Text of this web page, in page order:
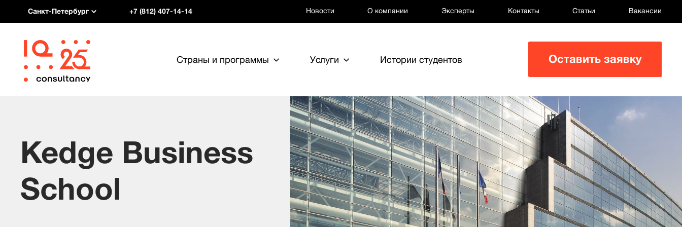
Санкт-Петербург +7 (812) 407-14-14 Новости О компании Эксперты Контакты Статьи Вакансии
Страны и программы Услуги Истории студентов Оставить заявку
Kedge Business
School